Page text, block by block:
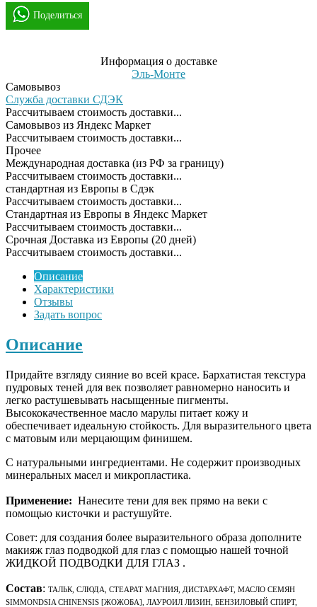
Поделиться
Информация о доставке
Эль-Монте
Самовывоз
Служба доставки СДЭК
Рассчитываем стоимость доставки...
Самовывоз из Яндекс Маркет
Рассчитываем стоимость доставки...
Прочее
Международная доставка (из РФ за границу)
Рассчитываем стоимость доставки...
cтандартная из Европы в Сдэк
Рассчитываем стоимость доставки...
Стандартная из Европы в Яндекс Маркет
Рассчитываем стоимость доставки...
Срочная Доставка из Европы (20 дней)
Рассчитываем стоимость доставки...
Описание
Характеристики
Отзывы
Задать вопрос
Описание
Придайте взгляду сияние во всей красе. Бархатистая текстура
пудровых теней для век позволяет равномерно наносить и
легко растушевывать насыщенные пигменты.
Высококачественное масло марулы питает кожу и
обеспечивает идеальную стойкость. Для выразительного цвета
с матовым или мерцающим финишем.
С натуральными ингредиентами. Не содержит производных
минеральных масел и микропластика.
Применение: Нанесите тени для век прямо на веки с
помощью кисточки и растушуйте.
Совет: для создания более выразительного образа дополните
макияж глаз подводкой для глаз с помощью нашей точной
ЖИДКОЙ ПОДВОДКИ ДЛЯ ГЛАЗ .
Состав: ТАЛЬК, СЛЮДА, СТЕАРАТ МАГНИЯ, ДИСТАРХАФТ, МАСЛО СЕМЯН
SIMMONDSIA CHINENSIS [ЖОЖОБА], ЛАУРОИЛ ЛИЗИН, БЕНЗИЛОВЫЙ СПИРТ,